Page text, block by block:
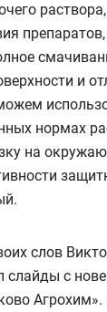
и
нормах
на
слов
слайды с
Агрохим».